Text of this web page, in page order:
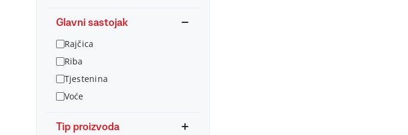
Glavni sastojak
Rajčica
Riba
Tjestenina
Voće
Tip proizvoda